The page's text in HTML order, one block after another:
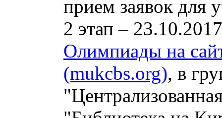
прием заявок для
2 этап –
Олимпиады на
(mukcbs.org), в